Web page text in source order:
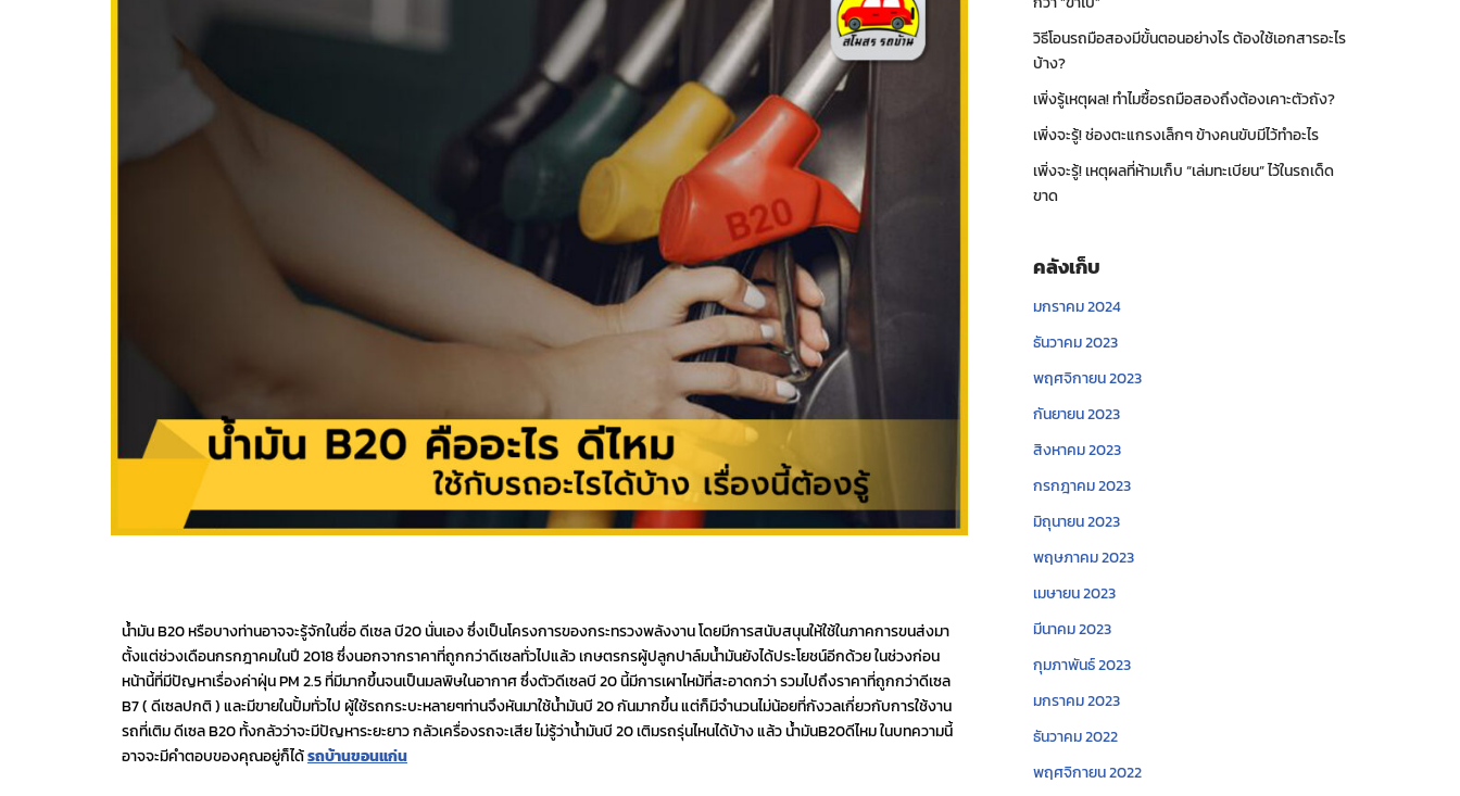
น้ำมัน B20 หรือบางท่านอาจจะรู้จักในชื่อ ดีเซล บี20 นั่นเอง ซึ่งเป็นโครงการของกระทรวงพลังงาน โดยมีการสนับสนุนให้ใช้ในภาคการขนส่งมา
ตั้งแต่ช่วงเดือนกรกฎาคมในปี 2018 ซึ่งนอกจากราคาที่ถูกกว่าดีเซลทั่วไปแล้ว เกษตรกรผู้ปลูกปาล์มน้ำมันยังได้ประโยชน์อีกด้วย ในช่วงก่อน
หน้านี้ที่มีปัญหาเรื่องค่าฝุ่น PM 2.5 ที่มีมากขึ้นจนเป็นมลพิษในอากาศ ซึ่งตัวดีเซลบี 20 นี้มีการเผาไหม้ที่สะอาดกว่า รวมไปถึงราคาที่ถูกกว่าดีเซล
B7 ( ดีเซลปกติ ) และมีขายในปั้มทั่วไป ผู้ใช้รถกระบะหลายๆท่านจึงหันมาใช้น้ำมันบี 20 กันมากขึ้น แต่ก็มีจำนวนไม่น้อยที่กังวลเกี่ยวกับการใช้งาน
รถที่เติม ดีเซล B20 ทั้งกลัวว่าจะมีปัญหาระยะยาว กลัวเครื่องรถจะเสีย ไม่รู้ว่าน้ำมันบี 20 เติมรถรุ่นไหนได้บ้าง แล้ว น้ำมันB20ดีไหม ในบทความนี้
อาจจะมีคำตอบของคุณอยู่ก็ได้รถบ้านขอนแก่น
วิธีโอนรถมือสองมีขั้นตอนอย่างไร ต้องใช้เอกสารอะไร
บ้าง?
เพิ่งรู้เหตุผล! ทำไมซื้อรถมือสองถึงต้องเคาะตัวถัง?
เพิ่งจะรู้! ช่องตะแกรงเล็กๆ ข้างคนขับมีไว้ทำอะไร
เพิ่งจะรู้! เหตุผลที่ห้ามเก็บ “เล่มทะเบียน” ไว้ในรถเด็ด
ขาด
คลังเก็บ
มกราคม 2024
ธันวาคม 2023
พฤศจิกายน 2023
กันยายน 2023
สิงหาคม 2023
กรกฎาคม 2023
มิถุนายน 2023
พฤษภาคม 2023
เมษายน 2023
มีนาคม 2023
กุมภาพันธ์ 2023
มกราคม 2023
ธันวาคม 2022
พฤศจิกายน 2022